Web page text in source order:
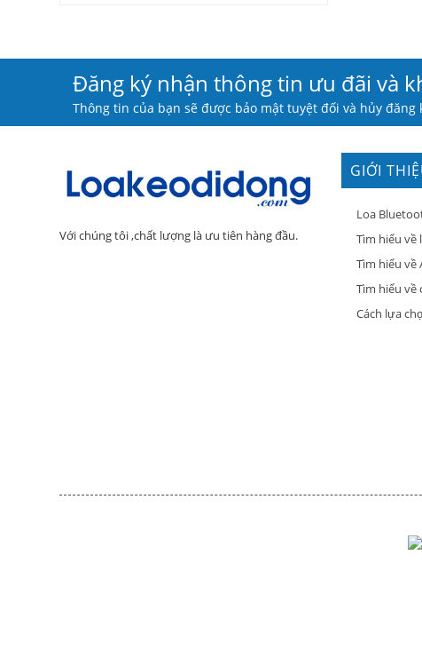
Đăng ký nhận thông tin ưu đãi và
Thông tin của bạn sẽ được bảo mật tuyệt đối và hủy đăng
Với chúng tôi ,chất lượng là ưu tiên hàng đầu.
GIỚI
Loa
Tìm hiểu về
Tìm hiểu về
Tìm hiểu về
Cách lựa